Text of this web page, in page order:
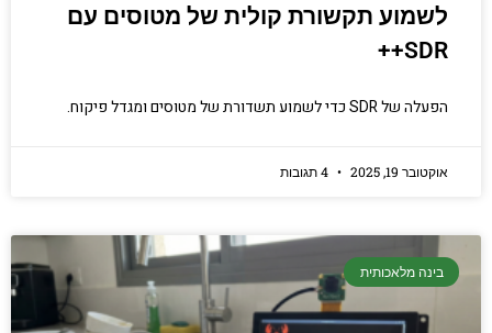
לשמוע תקשורת קולית של מטוסים עם
SDR++
הפעלה של SDR כדי לשמוע תשדורת של מטוסים ומגדל פיקוח.
אוקטובר 19, 2025
בינה מלאכותית